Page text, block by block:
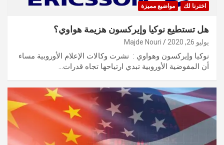
اخترنا لك مواضيع مميزة
هل تستطيع نوكيا وإيركسون هزيمة هواوي؟
يوليو 26, 2020 Majde Nouri
نوكيا وإيركسون وهواوي : نشرت وكالات الإعلام الأوروبية مساء
أن المفوضية الأوروبية تبدي ارتياحها تجاه قدرات…